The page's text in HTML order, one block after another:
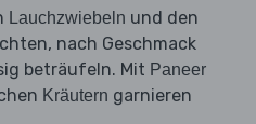
Lauchzwiebeln und den
nach Geschmack
beträufeln. Mit Paneer
Kräutern garnieren